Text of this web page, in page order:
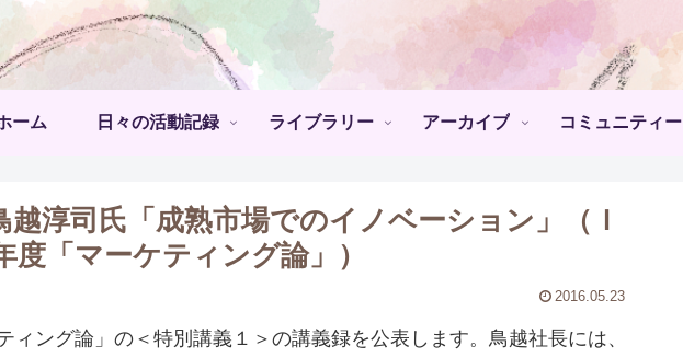
ーム 日々の活動記録 ライブラリー アーカイブ コミュニティー
淳司氏「成熟市場でのイノベーション」（Ｉ
度「マーケティング論」）
2016.05.23
ング論」の＜特別講義１＞の講義録を公表します。鳥越社長には、